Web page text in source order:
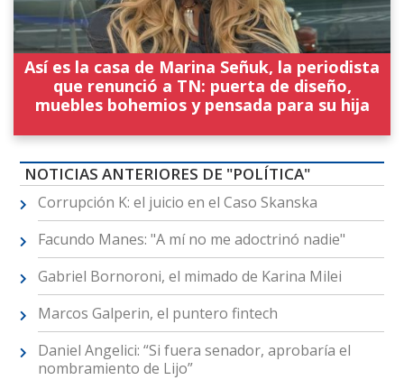
Así es la casa de Marina Señuk, la periodista
que renunció a TN: puerta de diseño,
muebles bohemios y pensada para su hija
NOTICIAS ANTERIORES DE "POLÍTICA"
Corrupción K: el juicio en el Caso Skanska
Facundo Manes: "A mí no me adoctrinó nadie"
Gabriel Bornoroni, el mimado de Karina Milei
Marcos Galperin, el puntero fintech
Daniel Angelici: “Si fuera senador, aprobaría el
nombramiento de Lijo”